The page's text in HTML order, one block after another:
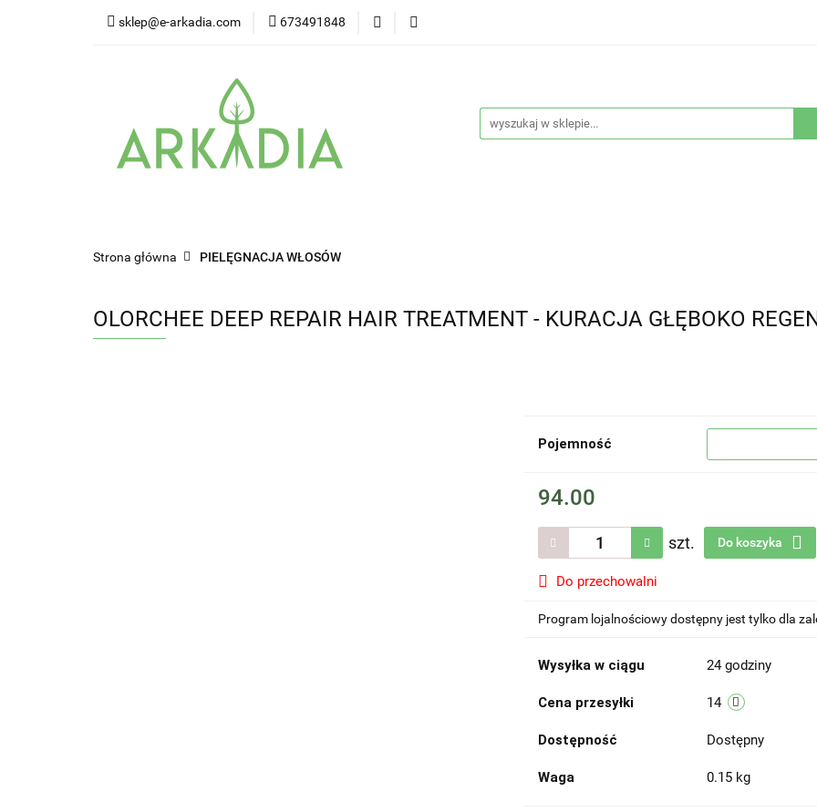
sklep@e-arkadia.com 673491848
Kategorie Producenci
Strona główna PIELĘGNACJA WŁOSÓW
OLORCHEE DEEP REPAIR HAIR TREATMENT - KURACJA GŁĘBOKO
Pojemność
94.00
szt. Do koszyka
Do przechowalni
Program lojalnościowy dostępny jest tylko dla
Wysyłka w ciągu 24 godziny
Cena przesyłki 14
Dostępność Dostępny
Waga 0.15 kg